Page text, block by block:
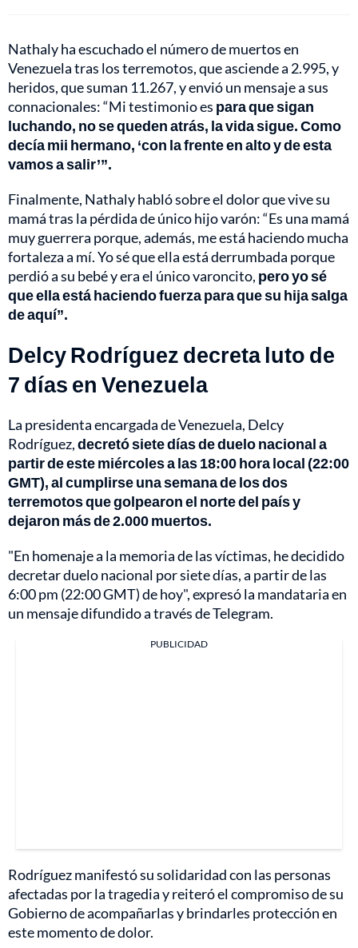
Nathaly ha escuchado el número de muertos en
Venezuela tras los terremotos, que asciende a 2.995, y
heridos, que suman 11.267, y envió un mensaje a sus
connacionales: “Mi testimonio es para que sigan
luchando, no se queden atrás, la vida sigue. Como
decía mii hermano, ‘con la frente en alto y de esta
vamos a salir’”.
Finalmente, Nathaly habló sobre el dolor que vive su
mamá tras la pérdida de único hijo varón: “Es una mamá
muy guerrera porque, además, me está haciendo mucha
fortaleza a mí. Yo sé que ella está derrumbada porque
perdió a su bebé y era el único varoncito, pero yo sé
que ella está haciendo fuerza para que su hija salga
de aquí”.
Delcy Rodríguez decreta luto de
7 días en Venezuela
La presidenta encargada de Venezuela, Delcy
Rodríguez,decretó siete días de duelo nacional a
partir de este miércoles a las 18:00 hora local (22:00
GMT), al cumplirse una semana de los dos
terremotos que golpearon el norte del país y
dejaron más de 2.000 muertos.
"En homenaje a la memoria de las víctimas, he decidido
decretar duelo nacional por siete días, a partir de las
6:00 pm (22:00 GMT) de hoy", expresó la mandataria en
un mensaje difundido a través de Telegram.
PUBLICIDAD
Rodríguez manifestó su solidaridad con las personas
afectadas por la tragedia y reiteró el compromiso de su
Gobierno de acompañarlas y brindarles protección en
este momento de dolor.